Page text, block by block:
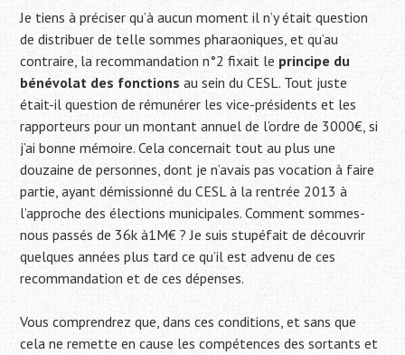
Je tiens à préciser qu’à aucun moment il n’y était question
de distribuer de telle sommes pharaoniques, et qu’au
contraire, la recommandation n°2 fixait le principe du
bénévolat des fonctions au sein du CESL. Tout juste
était-il question de rémunérer les vice-présidents et les
rapporteurs pour un montant annuel de l’ordre de 3000€, si
j’ai bonne mémoire. Cela concernait tout au plus une
douzaine de personnes, dont je n’avais pas vocation à faire
partie, ayant démissionné du CESL à la rentrée 2013 à
l’approche des élections municipales. Comment sommes-
nous passés de 36k à1M€ ? Je suis stupéfait de découvrir
quelques années plus tard ce qu’il est advenu de ces
recommandation et de ces dépenses.
Vous comprendrez que, dans ces conditions, et sans que
cela ne remette en cause les compétences des sortants et